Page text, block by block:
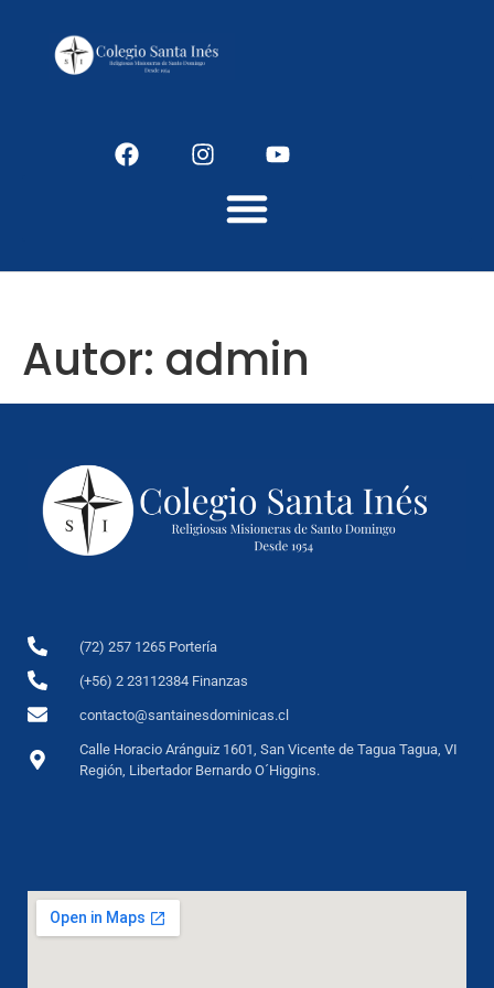
Autor: admin
(72) 257 1265 Portería
(+56) 2 23112384 Finanzas
contacto@santainesdominicas.cl
Calle Horacio Aránguiz 1601, San Vicente de Tagua Tagua, VI
Región, Libertador Bernardo O´Higgins.